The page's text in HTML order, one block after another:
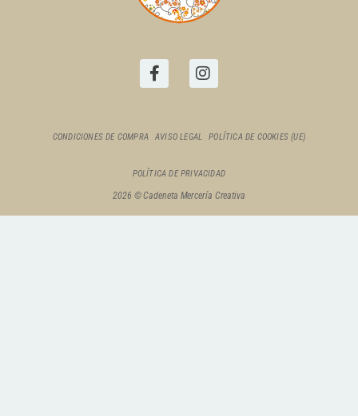
CONDICIONES DE COMPRA AVISO LEGAL POLÍTICA DE COOKIES (UE)
POLÍTICA DE PRIVACIDAD
2026 © Cadeneta Mercería Creativa